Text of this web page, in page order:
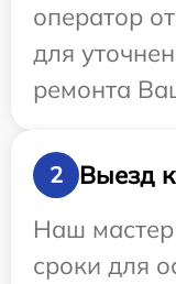
оператор
для
ремонта
2
Выезд
Наш
сроки для